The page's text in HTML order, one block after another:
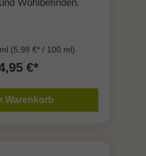
Wohlbefinden.
(5,98 €* / 100 ml)
€*
Warenkorb